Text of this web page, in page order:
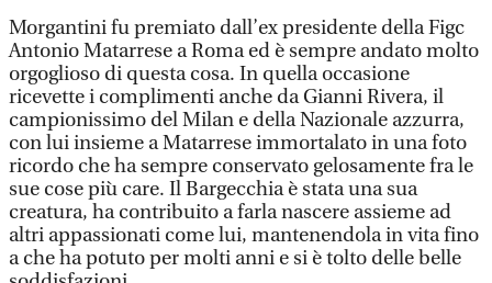
Morgantini fu premiato dall’ex presidente della Figc
Antonio Matarrese a Roma ed è sempre andato molto
orgoglioso di questa cosa. In quella occasione
ricevette i complimenti anche da Gianni Rivera, il
campionissimo del Milan e della Nazionale azzurra,
con lui insieme a Matarrese immortalato in una foto
ricordo che ha sempre conservato gelosamente fra le
sue cose più care. Il Bargecchia è stata una sua
creatura, ha contribuito a farla nascere assieme ad
altri appassionati come lui, mantenendola in vita fino
a che ha potuto per molti anni e si è tolto delle belle